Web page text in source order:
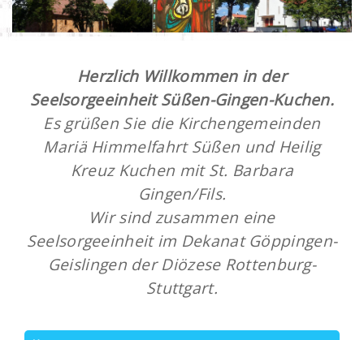
Herzlich Willkommen in der
Seelsorgeeinheit Süßen-Gingen-Kuchen.
Es grüßen Sie die Kirchengemeinden
Mariä Himmelfahrt Süßen und Heilig
Kreuz Kuchen mit St. Barbara
Gingen/Fils.
Wir sind zusammen eine
Seelsorgeeinheit im Dekanat Göppingen-
Geislingen der Diözese Rottenburg-
Stuttgart.